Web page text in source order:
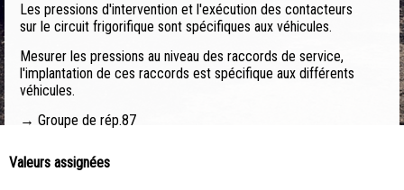
Les pressions d'intervention et l'exécution des contacteurs
sur le circuit frigorifique sont spécifiques aux véhicules.
Mesurer les pressions au niveau des raccords de service,
l'implantation de ces raccords est spécifique aux différents
véhicules.
→ Groupe de rép.87
Valeurs assignées